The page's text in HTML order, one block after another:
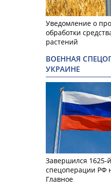
Уведомление о
обработки
растений
ВОЕННАЯ
УКРАИНЕ
Завершился 1625-
спецоперации РФ
Главное